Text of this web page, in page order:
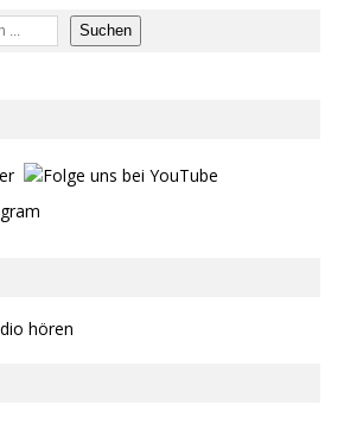
Suchen